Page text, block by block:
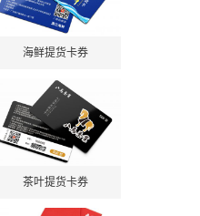
海鲜提货卡券
茶叶提货卡券